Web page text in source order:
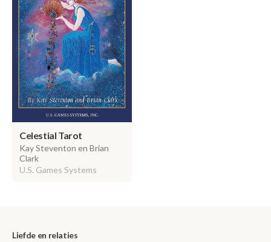
Celestial Tarot
Kay Steventon en Brian
Clark
U.S. Games Systems
Liefde en relaties